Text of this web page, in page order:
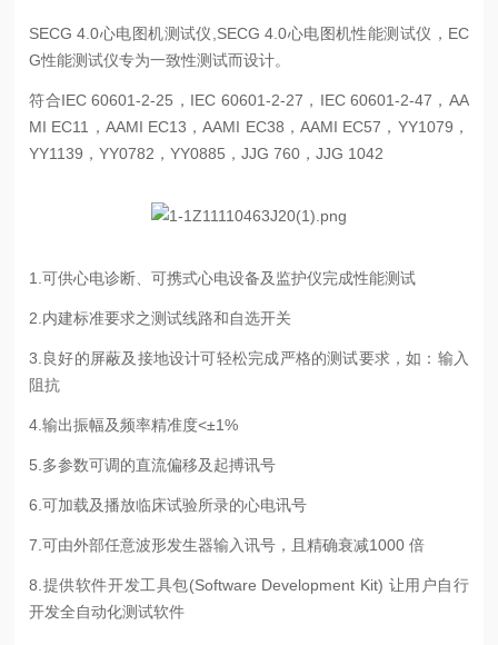
SECG 4.0心电图机测试仪,SECG 4.0心电图机性能测试仪，EC
G性能测试仪专为一致性测试而设计。
符合IEC 60601-2-25，IEC 60601-2-27，IEC 60601-2-47，AA
MI EC11，AAMI EC13，AAMI EC38，AAMI EC57，YY1079，
YY1139，YY0782，YY0885，JJG 760，JJG 1042
1.可供心电诊断、可携式心电设备及监护仪完成性能测试
2.内建标准要求之测试线路和自选开关
3.良好的屏蔽及接地设计可轻松完成严格的测试要求，如：输入
阻抗
4.输出振幅及频率精准度<±1%
5.多参数可调的直流偏移及起搏讯号
6.可加载及播放临床试验所录的心电讯号
7.可由外部任意波形发生器输入讯号，且精确衰减1000 倍
8.提供软件开发工具包(Software Development Kit) 让用户自行
开发全自动化测试软件